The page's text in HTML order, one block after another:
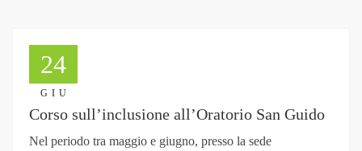
24
GIU
Corso sull’inclusione all’Oratorio San Guido
Nel periodo tra maggio e giugno, presso la sede